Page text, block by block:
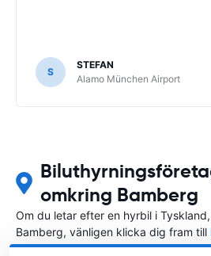
S
STEFAN
Alamo München Airport
omkring Bamberg
Om du letar efter en hyrbil i
Bamberg, vänligen klicka dig fram till
där du kan välja i vilken stad i